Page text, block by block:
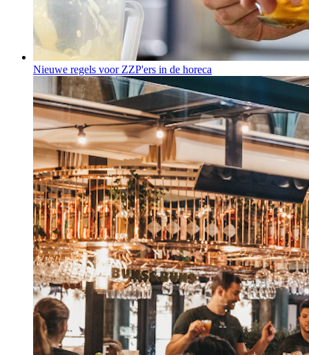
Nieuwe regels voor ZZP'ers in de horeca